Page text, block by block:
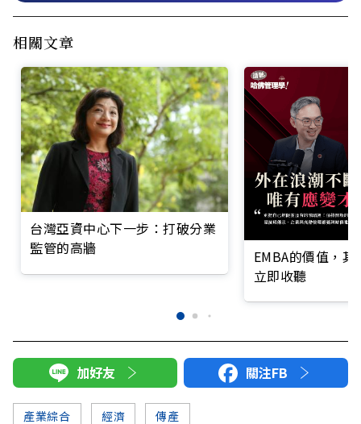
相關文章
台灣亞資中心下一步：打破分業
監管的高牆
EMBA的價值，
立即收聽
加好友 關注FB
產業綜合 經濟 傳產